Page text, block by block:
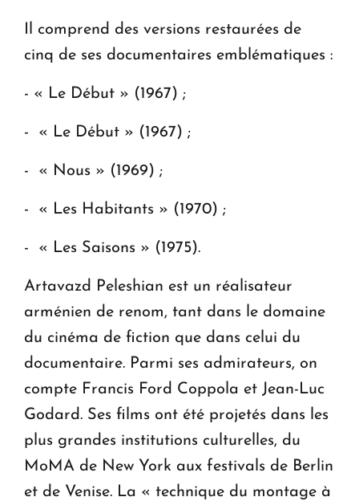
Il comprend des versions restaurées de
cinq de ses documentaires emblématiques :
- « Le Début » (1967) ;
- « Le Début » (1967) ;
- « Nous » (1969) ;
- « Les Habitants » (1970) ;
- « Les Saisons » (1975).
Artavazd Peleshian est un réalisateur
arménien de renom, tant dans le domaine
du cinéma de fiction que dans celui du
documentaire. Parmi ses admirateurs, on
compte Francis Ford Coppola et Jean-Luc
Godard. Ses films ont été projetés dans les
plus grandes institutions culturelles, du
MoMA de New York aux festivals de Berlin
et de Venise. La « technique du montage à